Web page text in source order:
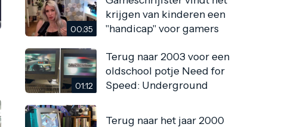
00:35
krijgen van kinderen een
"handicap" voor gamers
01:12
Terug naar 2003 voor een
oldschool potje Need for
Speed: Underground
Terug naar het jaar 2000